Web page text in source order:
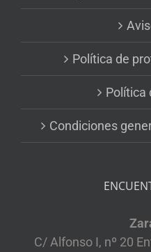
Política de
Política
Condiciones
C/ Alfonso I, nº 20